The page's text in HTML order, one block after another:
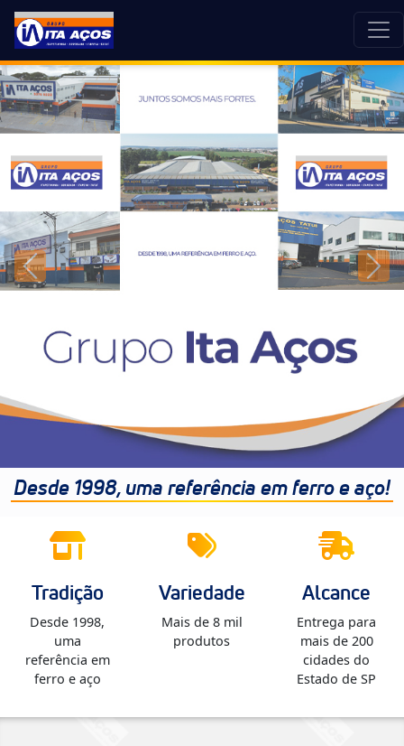
Desde 1998, uma referência em ferro e aço!
Tradição
Desde 1998,
uma
referência em
ferro e aço
Variedade
Mais de 8 mil
produtos
Alcance
Entrega para
mais de 200
cidades do
Estado de SP